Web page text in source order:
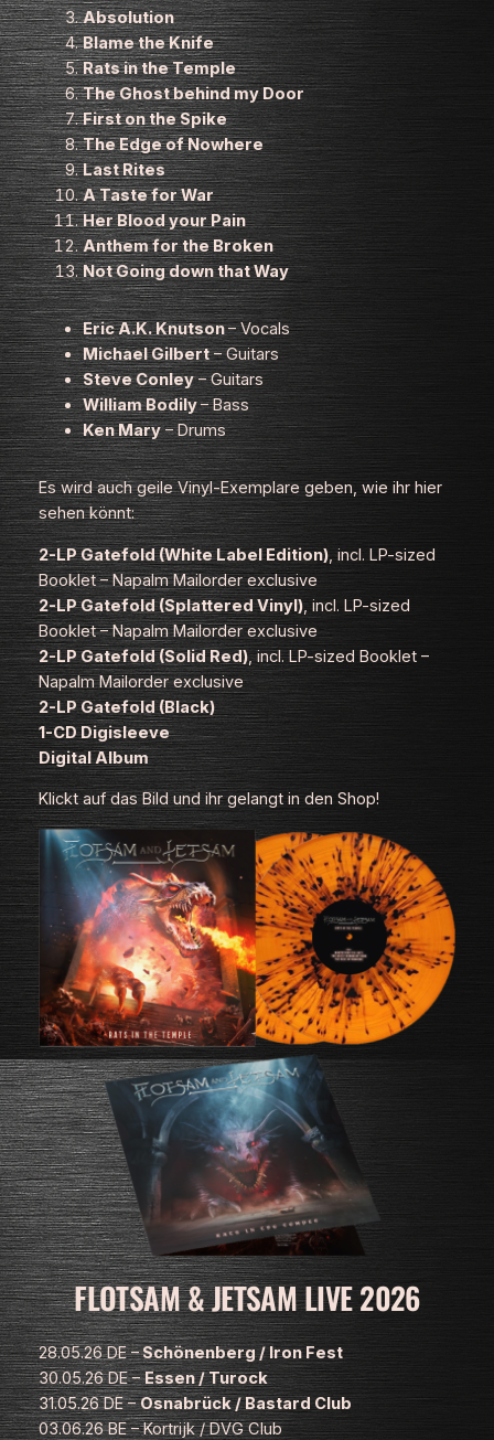
Absolution
Blame the Knife
Rats in the Temple
The Ghost behind my Door
First on the Spike
The Edge of Nowhere
Last Rites
A Taste for War
Her Blood your Pain
Anthem for the Broken
Not Going down that Way
Eric A.K. Knutson– Vocals
Michael Gilbert– Guitars
Steve Conley– Guitars
William Bodily– Bass
Ken Mary– Drums
Es wird auch geile Vinyl-Exemplare geben, wie ihr hier
sehen könnt:
2-LP Gatefold (White Label Edition), incl. LP-sized
Booklet – Napalm Mailorder exclusive
2-LP Gatefold (Splattered Vinyl), incl. LP-sized
Booklet – Napalm Mailorder exclusive
2-LP Gatefold (Solid Red), incl. LP-sized Booklet –
Napalm Mailorder exclusive
2-LP Gatefold (Black)
1-CD Digisleeve
Digital Album
Klickt auf das Bild und ihr gelangt in den Shop!
FLOTSAM & JETSAM LIVE 2026
28.05.26 DE –Schönenberg / Iron Fest
30.05.26 DE –Essen / Turock
31.05.26 DE –Osnabrück / Bastard Club
03.06.26 BE – Kortrijk / DVG Club